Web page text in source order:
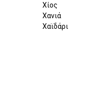
Χίος
Χανιά
Χαϊδάρι